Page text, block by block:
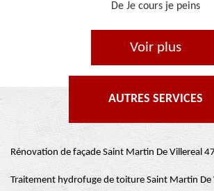
De Ornella
Voir plus
AUTRES SERVICES
Rénovation de façade Saint Martin De Villereal
Traitement hydrofuge de toiture Saint Martin De